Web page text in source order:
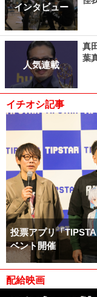
インタビュー
人気連載
真
葉
イチオシ記事
投票アプリ「
ベント開催
配給映画